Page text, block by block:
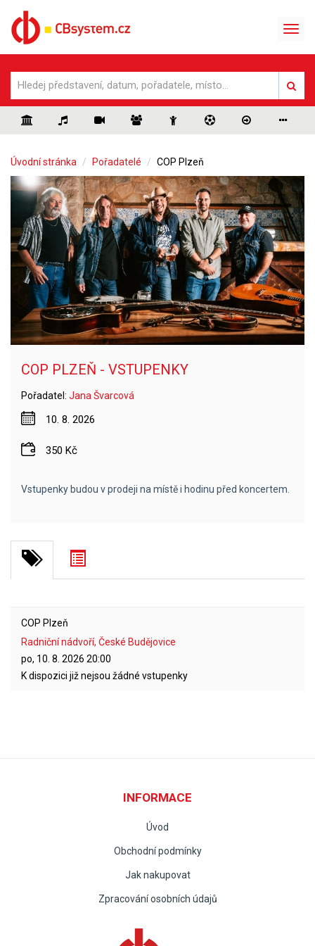
Úvodní stránka Pořadatelé COP Plzeň
COP PLZEŇ - VSTUPENKY
Pořadatel: Jana Švarcová
10. 8. 2026
350 Kč
Vstupenky budou v prodeji na místě i hodinu před koncertem.
COP Plzeň
Radniční nádvoří, České Budějovice
po, 10. 8. 2026 20:00
K dispozici již nejsou žádné vstupenky
INFORMACE
Úvod
Obchodní podmínky
Jak nakupovat
Zpracování osobních údajů